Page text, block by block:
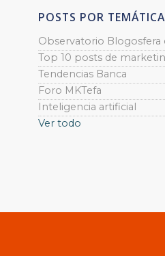
POSTS POR
Observatorio Blogosfera
Top 10 posts de
Tendencias Banca
Foro MKTefa
Inteligencia artificial
Ver todo